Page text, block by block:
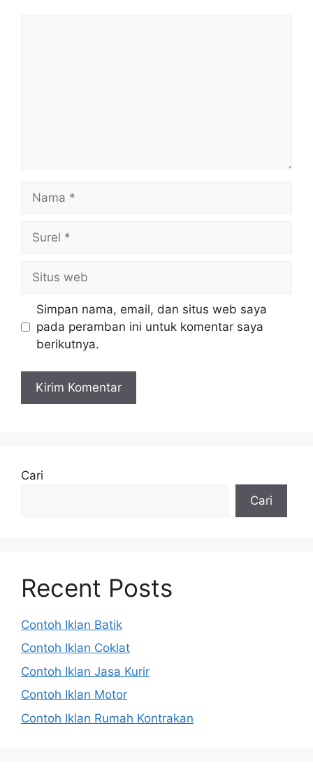
Simpan nama, email, dan situs web saya
pada peramban ini untuk komentar saya
berikutnya.
Cari
Cari
Recent Posts
Contoh Iklan Batik
Contoh Iklan Coklat
Contoh Iklan Jasa Kurir
Contoh Iklan Motor
Contoh Iklan Rumah Kontrakan